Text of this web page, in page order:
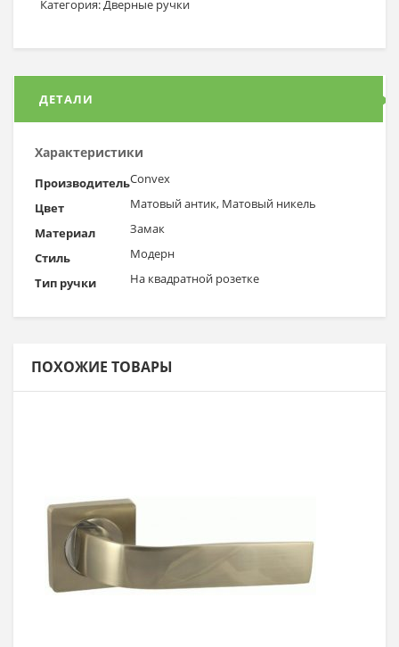
Категория: Дверные ручки
ДЕТАЛИ
Характеристики
ПроизводительConvex
Цвет
Матовый антик, Матовый никель
Материал
Замак
Стиль
Модерн
Тип ручки
На квадратной розетке
ПОХОЖИЕ ТОВАРЫ